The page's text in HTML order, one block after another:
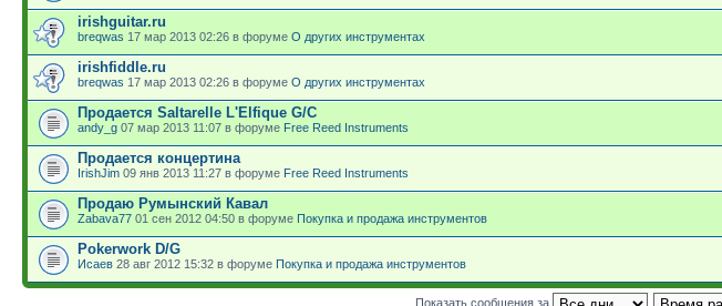
irishguitar.ru
breqwas 17 мар 2013 02:26 в форуме О других инструментах
irishfiddle.ru
breqwas 17 мар 2013 02:26 в форуме О других инструментах
Продается Saltarelle L'Elfique G/C
andy_g 07 мар 2013 11:07 в форуме Free Reed Instruments
Продается концертина
IrishJim 09 янв 2013 11:27 в форуме Free Reed Instruments
Продаю Румынский Кавал
Zabava77 01 сен 2012 04:50 в форуме Покупка и продажа инструментов
Pokerwork D/G
Исаев 28 авг 2012 15:32 в форуме Покупка и продажа инструментов
Показать сообщения за